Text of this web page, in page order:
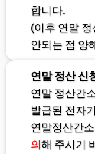
합니다.
(이후 연말
안되는 점 양
연말 정산 신
연말 정산간
발급된 전자
연말정산간
의해 주시기